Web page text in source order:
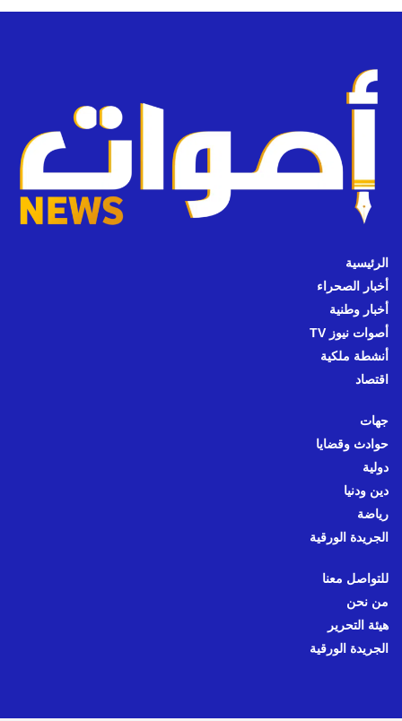
الرئيسية
أخبار الصحراء
أخبار وطنية
أصوات نيوز TV
أنشطة ملكية
اقتصاد
جهات
حوادث وقضايا
دولية
دين ودنيا
رياضة
الجريدة الورقية
للتواصل معنا
من نحن
هيئة التحرير
الجريدة الورقية